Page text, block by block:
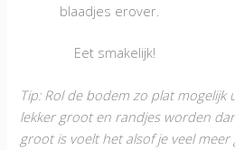
blaadjes erover.
Eet smakelijk!
Tip: Rol de bodem zo plat
lekker groot en randjes worden
groot is voelt het alsof je veel